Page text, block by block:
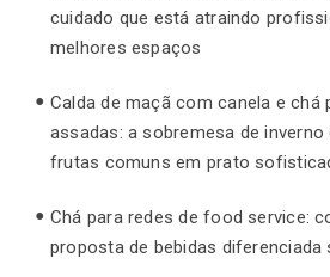
cuidado que está atraindo
melhores espaços
Calda de maçã com canela e chá
assadas: a sobremesa de
frutas comuns em prato
Chá para redes de food service:
proposta de bebidas